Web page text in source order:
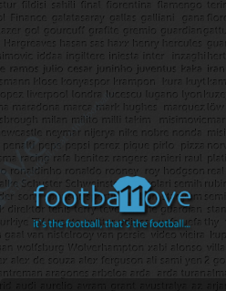
footbaLLove